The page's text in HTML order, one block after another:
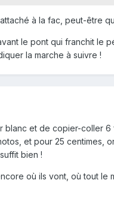
à la fac, peut-être
le pont qui franchit le
la marche à suivre !
et de copier-coller 6
et pour 25 centimes,
bien !
où ils vont, où tout le